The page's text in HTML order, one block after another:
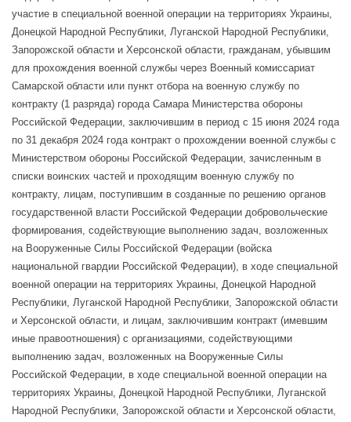
участие в специальной военной операции на территориях Украины,
Донецкой Народной Республики, Луганской Народной Республики,
Запорожской области и Херсонской области, гражданам, убывшим
для прохождения военной службы через Военный комиссариат
Самарской области или пункт отбора на военную службу по
контракту (1 разряда) города Самара Министерства обороны
Российской Федерации, заключившим в период с 15 июня 2024 года
по 31 декабря 2024 года контракт о прохождении военной службы с
Министерством обороны Российской Федерации, зачисленным в
списки воинских частей и проходящим военную службу по
контракту, лицам, поступившим в созданные по решению органов
государственной власти Российской Федерации добровольческие
формирования, содействующие выполнению задач, возложенных
на Вооруженные Силы Российской Федерации (войска
национальной гвардии Российской Федерации), в ходе специальной
военной операции на территориях Украины, Донецкой Народной
Республики, Луганской Народной Республики, Запорожской области
и Херсонской области, и лицам, заключившим контракт (имевшим
иные правоотношения) с организациями, содействующими
выполнению задач, возложенных на Вооруженные Силы
Российской Федерации, в ходе специальной военной операции на
территориях Украины, Донецкой Народной Республики, Луганской
Народной Республики, Запорожской области и Херсонской области,